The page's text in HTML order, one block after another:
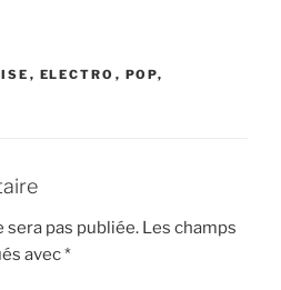
, ELECTRO , POP,
sera pas publiée. Les champs
avec*